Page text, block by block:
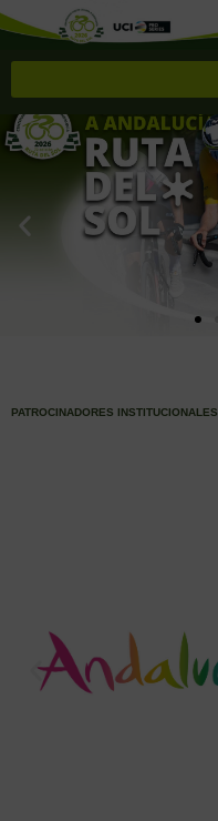
PATROCINADORES INSTITUCIONALES